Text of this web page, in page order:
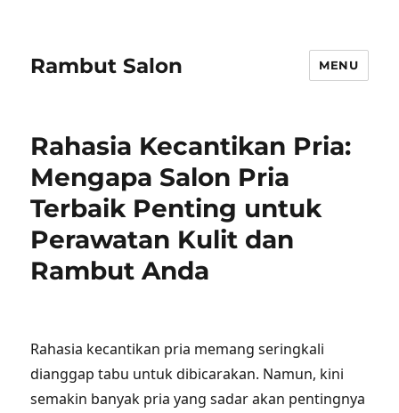
Rambut Salon MENU
Rahasia Kecantikan Pria:
Mengapa Salon Pria
Terbaik Penting untuk
Perawatan Kulit dan
Rambut Anda
Rahasia kecantikan pria memang seringkali
dianggap tabu untuk dibicarakan. Namun, kini
semakin banyak pria yang sadar akan pentingnya